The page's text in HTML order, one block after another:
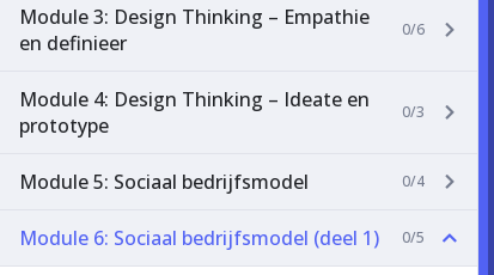
Module 3: Design Thinking – Empathie
en definieer
0/6
Module 4: Design Thinking – Ideate en
prototype
0/3
Module 5: Sociaal bedrijfsmodel 0/4
Module 6: Sociaal bedrijfsmodel (deel 1) 0/5